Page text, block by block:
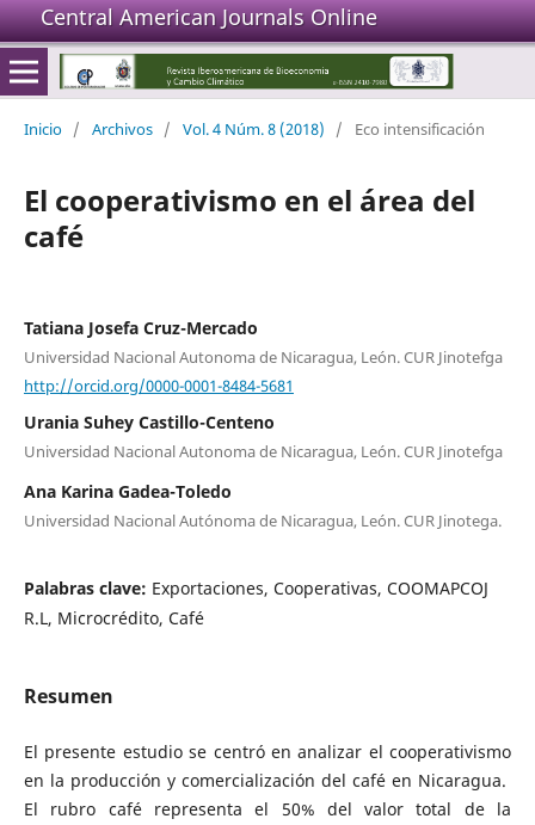
Central American Journals Online
Inicio / Archivos / Vol. 4 Núm. 8 (2018) / Eco intensificación
El cooperativismo en el área del
café
Tatiana Josefa Cruz-Mercado
Universidad Nacional Autonoma de Nicaragua, León. CUR Jinotefga
http://orcid.org/0000-0001-8484-5681
Urania Suhey Castillo-Centeno
Universidad Nacional Autonoma de Nicaragua, León. CUR Jinotefga
Ana Karina Gadea-Toledo
Universidad Nacional Autónoma de Nicaragua, León. CUR Jinotega.
Palabras clave: Exportaciones, Cooperativas, COOMAPCOJ
R.L, Microcrédito, Café
Resumen
El presente estudio se centró en analizar el cooperativismo
en la producción y comercialización del café en Nicaragua.
El rubro café representa el 50% del valor total de la